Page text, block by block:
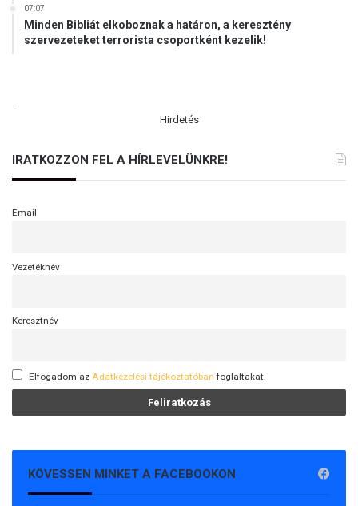
07:07
Minden Bibliát elkoboznak a határon, a keresztény
szervezeteket terrorista csoportként kezelik!
.
Hirdetés
IRATKOZZON FEL A HÍRLEVELÜNKRE!
Email
Vezetéknév
Keresztnév
Elfogadom az Adatkezelési tájékoztatóban foglaltakat.
KÖVESSEN MINKET A FACEBOOKON